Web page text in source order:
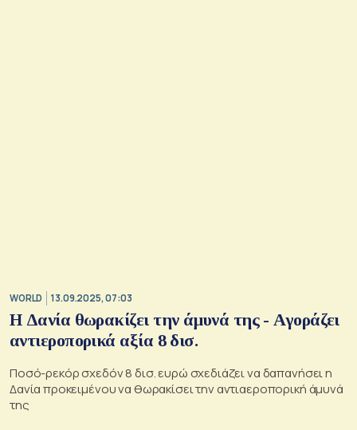
WORLD 13.09.2025, 07:03
Η Δανία θωρακίζει την άμυνά της - Αγοράζει
αντιεροπορικά αξία 8 δισ.
Ποσό-ρεκόρ σχεδόν 8 δισ. ευρώ σχεδιάζει να δαπανήσει η
Δανία προκειμένου να θωρακίσει την αντιαεροπορική άμυνά
της